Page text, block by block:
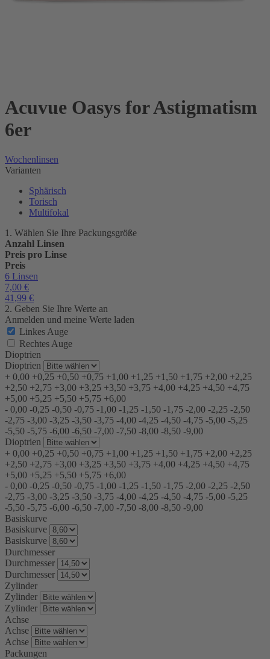
Acuvue Oasys for Astigmatism
6er
Wochenlinsen
Varianten
Sphärisch
Torisch
Multifokal
1. Wählen Sie Ihre Packungsgröße
Anzahl Linsen
Preis pro Linse
Preis
6 Linsen
7,00 €
41,99 €
2. Geben Sie Ihre Werte an
Anmelden und meine Werte laden
Linkes Auge
Rechtes Auge
Dioptrien
Dioptrien
+ 0,00 +0,25 +0,50 +0,75 +1,00 +1,25 +1,50 +1,75 +2,00 +2,25
+2,50 +2,75 +3,00 +3,25 +3,50 +3,75 +4,00 +4,25 +4,50 +4,75
+5,00 +5,25 +5,50 +5,75 +6,00
- 0,00 -0,25 -0,50 -0,75 -1,00 -1,25 -1,50 -1,75 -2,00 -2,25 -2,50
-2,75 -3,00 -3,25 -3,50 -3,75 -4,00 -4,25 -4,50 -4,75 -5,00 -5,25
-5,50 -5,75 -6,00 -6,50 -7,00 -7,50 -8,00 -8,50 -9,00
Dioptrien
+ 0,00 +0,25 +0,50 +0,75 +1,00 +1,25 +1,50 +1,75 +2,00 +2,25
+2,50 +2,75 +3,00 +3,25 +3,50 +3,75 +4,00 +4,25 +4,50 +4,75
+5,00 +5,25 +5,50 +5,75 +6,00
- 0,00 -0,25 -0,50 -0,75 -1,00 -1,25 -1,50 -1,75 -2,00 -2,25 -2,50
-2,75 -3,00 -3,25 -3,50 -3,75 -4,00 -4,25 -4,50 -4,75 -5,00 -5,25
-5,50 -5,75 -6,00 -6,50 -7,00 -7,50 -8,00 -8,50 -9,00
Basiskurve
Basiskurve
Basiskurve
Durchmesser
Durchmesser
Durchmesser
Zylinder
Zylinder
Zylinder
Achse
Achse
Achse
Packungen